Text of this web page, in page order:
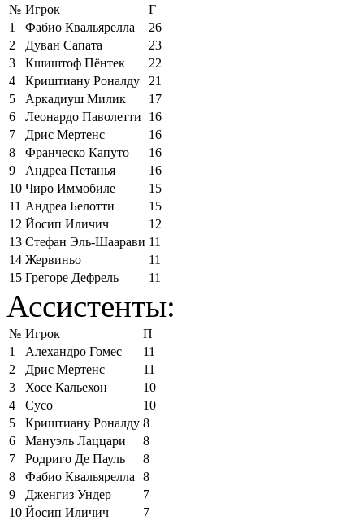
№ Игрок
Г
1
Фабио Квальярелла
26
2
Дуван Сапата
23
3
Кшиштоф Пёнтек
22
4
Криштиану Роналду
21
5
Аркадиуш Милик
17
6
Леонардо Паволетти
16
7
Дрис Мертенс
16
8
Франческо Капуто
16
9
Андреа Петанья
16
10 Чиро Иммобиле
15
11 Андреа Белотти
15
12 Йосип Иличич
12
13 Стефан Эль-Шаарави 11
14 Жервиньо
11
15 Грегоре Дефрель 11
Ассистенты:
№ Игрок
П
1
Алехандро Гомес
11
2
Дрис Мертенс
11
3
Хосе Кальехон
10
4
Сусо
10
5
Криштиану Роналду 8
6
Мануэль Лаццари
8
7
Родриго Де Пауль
8
8
Фабио Квальярелла
8
9
Дженгиз Ундер
7
10 Йосип Иличич
7